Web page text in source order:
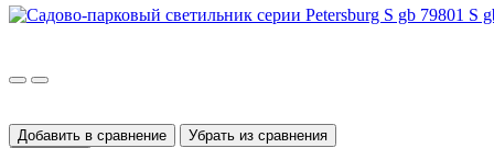
Добавить в сравнение
Убрать из сравнения